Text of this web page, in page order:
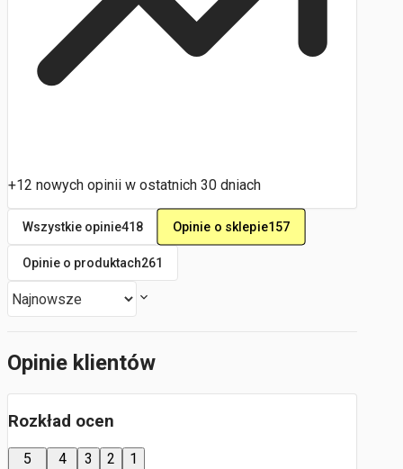
+12 nowych opinii w ostatnich 30 dniach
Wszystkie opinie418 Opinie o sklepie157
Opinie o produktach261
Opinie klientów
Rozkład ocen
5 4
3
2
1